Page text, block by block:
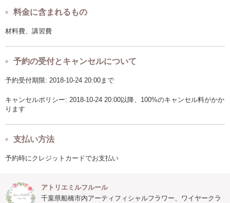
料金に含まれるもの
材料費、講習費
予約の受付とキャンセルについて
予約受付期限: 2018-10-24 20:00まで
キャンセルポリシー: 2018-10-24 20:00以降、100%のキャンセル料がかか
ります
支払い方法
予約時にクレジットカードでお支払い
アトリエミルフルール
千葉県船橋市内アーティフィシャルフラワー、ワイヤークラ